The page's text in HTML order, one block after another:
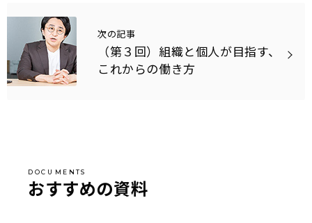
次の記事
（第３回）組織と個人が目指す、
これからの働き方
おすすめの資料